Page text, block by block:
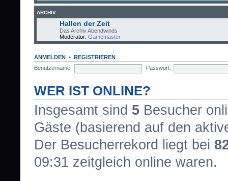
ARCHIV
Hallen der Zeit
Das Archiv Abendwinds
Moderator: Gamemaster
ANMELDEN • REGISTRIEREN
Benutzername:
Passwort:
WER IST ONLINE?
Insgesamt sind 5 Besucher
Gäste (basierend auf den
Der Besucherrekord liegt bei
09:31 zeitgleich online waren.